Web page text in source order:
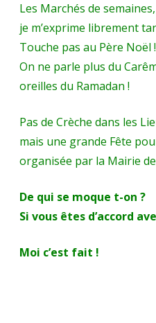
Les Marchés de
je m’exprime librement
Touche pas au Père Noël !
On ne parle plus du
oreilles du Ramadan !
Pas de Crèche dans les
mais une grande Fête
organisée par la Mairie
De qui se moque t-on ?
Si vous êtes d’accord
Moi c’est fait !